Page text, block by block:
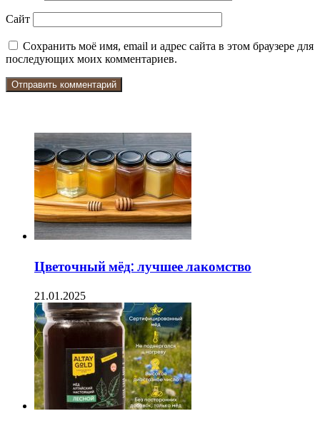
Сайт
Сохранить моё имя, email и адрес сайта в этом браузере для
последующих моих комментариев.
Цветочный мёд: лучшее лакомство
21.01.2025